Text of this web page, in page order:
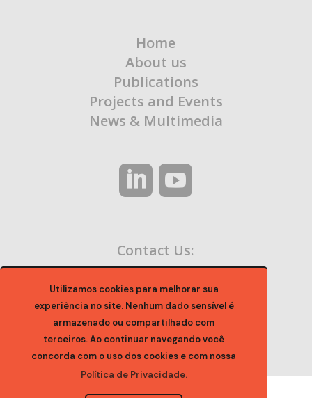
Utilizamos cookies para melhorar sua
experiência no site. Nenhum dado sensível é
armazenado ou compartilhado com
terceiros. Ao continuar navegando você
concorda com o uso dos cookies e com nossa
Política de Privacidade.
Home
About us
Publications
Projects and Events
News & Multimedia
Contact Us:
contato@ocaa.org.br